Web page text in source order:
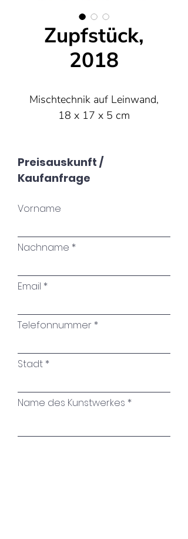
Zupfstück,
2018
Mischtechnik auf Leinwand,
18 x 17 x 5 cm
Preisauskunft /
Kaufanfrage
Vorname
Nachname
Email
Telefonnummer
Stadt
Name des Kunstwerkes